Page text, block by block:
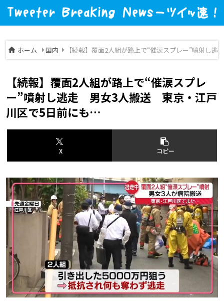
ホーム 国内 【続報】覆面2人組が路上で“催涙スプレー”噴射
【続報】覆面2人組が路上で“催涙スプレ
ー”噴射し逃走 男女3人搬送 東京・江戸
川区で5日前にも…
X コピー